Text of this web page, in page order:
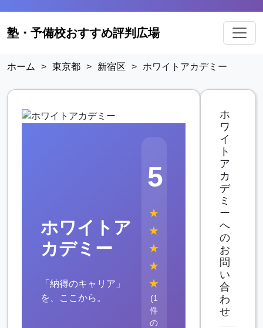
塾・予備校おすすめ評判広場
ホーム > 東京都 > 新宿区 > ホワイトアカデミー
ホワイトア
カデミー
「納得のキャリア」
を、ここから。
5
★
★
★
★
★
(1
件
の
ホ
ワ
イ
ト
ア
カ
デ
ミ
ー
へ
の
お
問
い
合
わ
せ